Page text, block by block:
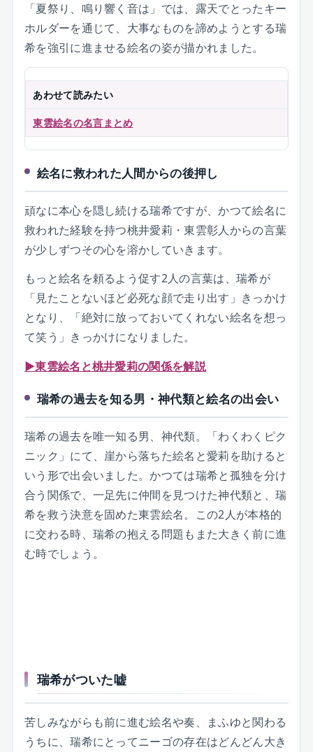
「夏祭り、鳴り響く音は」では、露天でとったキー
ホルダーを通じて、大事なものを諦めようとする瑞
希を強引に進ませる絵名の姿が描かれました。
あわせて読みたい
東雲絵名の名言まとめ
絵名に救われた人間からの後押し
頑なに本心を隠し続ける瑞希ですが、かつて絵名に
救われた経験を持つ桃井愛莉・東雲彰人からの言葉
が少しずつその心を溶かしていきます。
もっと絵名を頼るよう促す2人の言葉は、瑞希が
「見たことないほど必死な顔で走り出す」きっかけ
となり、「絶対に放っておいてくれない絵名を想っ
て笑う」きっかけになりました。
▶東雲絵名と桃井愛莉の関係を解説
瑞希の過去を知る男・神代類と絵名の出会い
瑞希の過去を唯一知る男、神代類。「わくわくピク
ニック」にて、崖から落ちた絵名と愛莉を助けると
いう形で出会いました。かつては瑞希と孤独を分け
合う関係で、一足先に仲間を見つけた神代類と、瑞
希を救う決意を固めた東雲絵名。この2人が本格的
に交わる時、瑞希の抱える問題もまた大きく前に進
む時でしょう。
瑞希がついた嘘
苦しみながらも前に進む絵名や奏、まふゆと関わる
うちに、瑞希にとってニーゴの存在はどんどん大き